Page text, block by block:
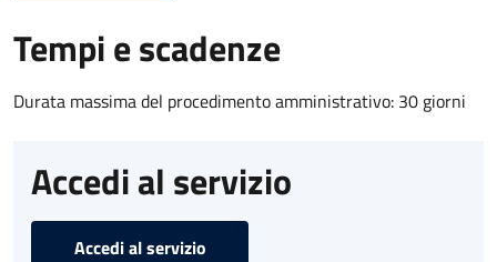
Tempi e scadenze
Durata massima del procedimento amministrativo: 30 giorni
Accedi al servizio
Accedi al servizio